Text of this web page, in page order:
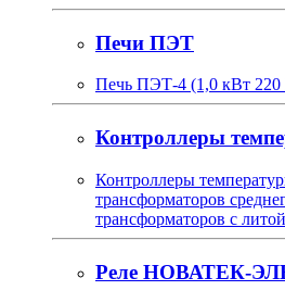
Печи ПЭТ
Печь ПЭТ-4 (1,0 кВт
Контроллеры
Контроллеры
трансформаторов
трансформаторов с
Реле НОВАТЕК-